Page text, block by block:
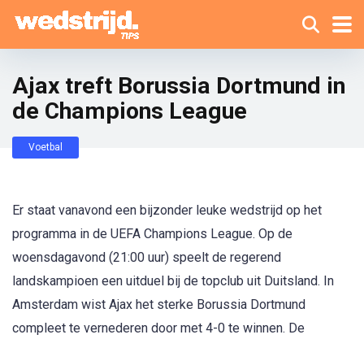
Ajax treft Borussia Dortmund in
de Champions League
Voetbal
Er staat vanavond een bijzonder leuke wedstrijd op het
programma in de UEFA Champions League. Op de
woensdagavond (21:00 uur) speelt de regerend
landskampioen een uitduel bij de topclub uit Duitsland. In
Amsterdam wist Ajax het sterke Borussia Dortmund
compleet te vernederen door met 4-0 te winnen. De